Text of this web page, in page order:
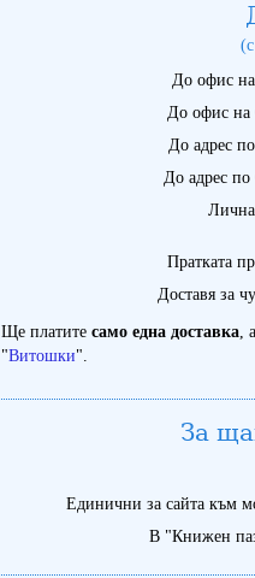
До офис
До офис на
До адрес
До адрес
Пратката
Доставя за
Ще платите само една доставка,
"Витошки".
За
Единични за сайта към
В "Книжен